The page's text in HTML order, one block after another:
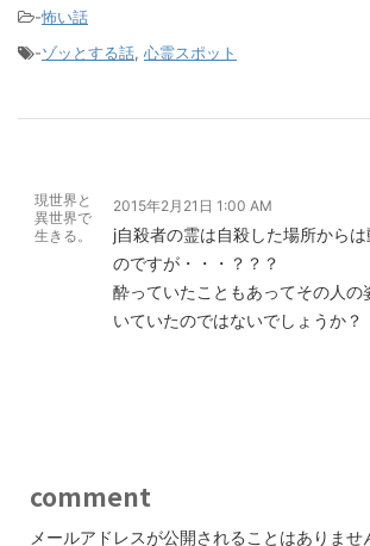
-怖い話
-ゾッとする話, 心霊スポット
現世界と
異世界で
生きる。
2015年2月21日 1:00 AM
j自殺者の霊は自殺した場所から
のですが・・・？？？
酔っていたこともあってその人の
いていたのではないでしょうか？
comment
メールアドレスが公開されることはありませ